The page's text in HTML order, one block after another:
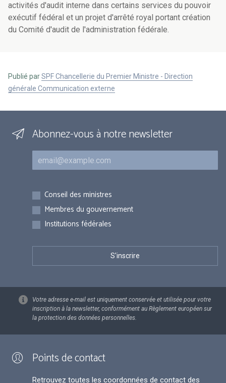
activités d'audit interne dans certains services du pouvoir
exécutif fédéral et un projet d'arrêté royal portant création
du Comité d'audit de l'administration fédérale.
Publié parSPF Chancellerie du Premier Ministre - Direction
générale Communication externe
Abonnez-vous à notre newsletter
Courriel
Inscriptions
Conseil des ministres
Membres du gouvernement
Institutions fédérales
Votre adresse e-mail est uniquement conservée et utilisée pour votre
inscription à la newsletter, conformément au Règlement européen sur
la protection des données personnelles.
Points de contact
Retrouvez toutes les coordonnées de contact des